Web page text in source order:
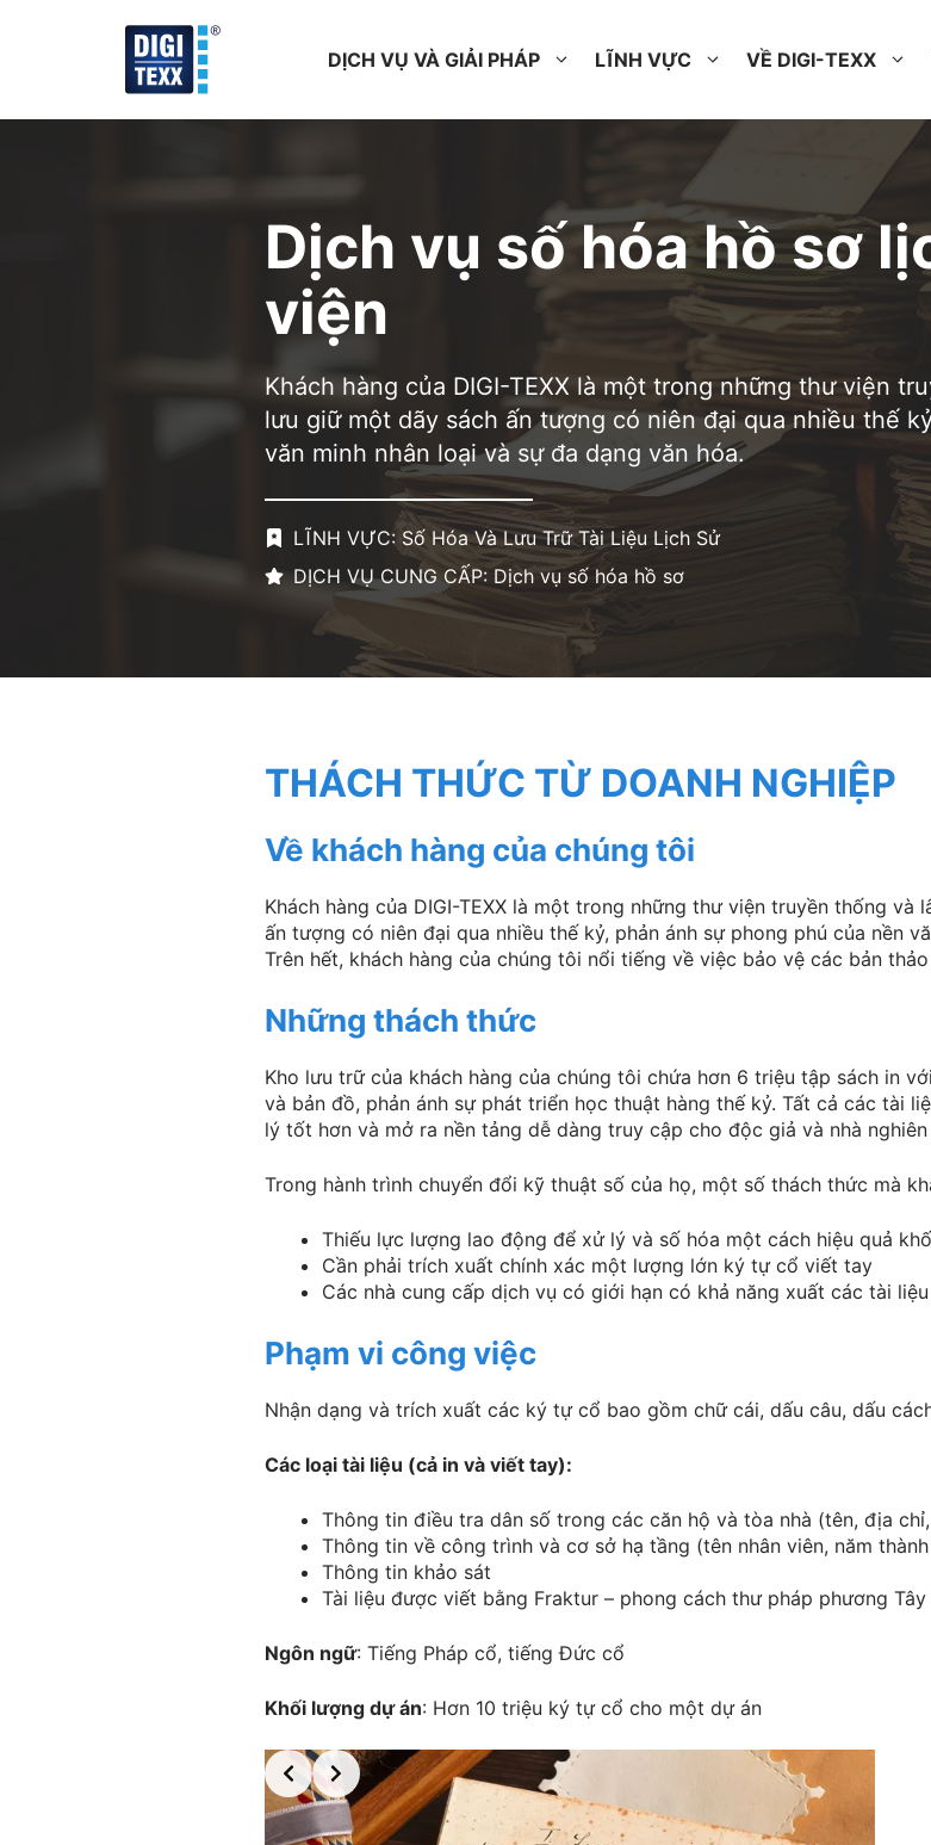
DỊCH VỤ VÀ GIẢI PHÁP LĨNH VỰC VỀ DIGI-TEXX
Dịch vụ số hóa hồ sơ
viện
Khách hàng của DIGI-TEXX là một trong những thư viện
lưu giữ một dãy sách ấn tượng có niên đại qua nhiều thế
văn minh nhân loại và sự đa dạng văn hóa.
LĨNH VỰC: Số Hóa Và Lưu Trữ Tài Liệu Lịch Sử
DỊCH VỤ CUNG CẤP: Dịch vụ số hóa hồ sơ
THÁCH THỨC TỪ DOANH NGHIỆP
Về khách hàng của chúng tôi
Khách hàng của DIGI-TEXX là một trong những thư viện truyền thống
ấn tượng có niên đại qua nhiều thế kỷ, phản ánh sự phong phú của nền
Trên hết, khách hàng của chúng tôi nổi tiếng về việc bảo vệ các bản
Những thách thức
Kho lưu trữ của khách hàng của chúng tôi chứa hơn 6 triệu tập sách in
và bản đồ, phản ánh sự phát triển học thuật hàng thế kỷ. Tất cả các tài
lý tốt hơn và mở ra nền tảng dễ dàng truy cập cho độc giả và nhà
Trong hành trình chuyển đổi kỹ thuật số của họ, một số thách thức mà
Thiếu lực lượng lao động để xử lý và số hóa một cách hiệu quả
Cần phải trích xuất chính xác một lượng lớn ký tự cổ viết tay
Các nhà cung cấp dịch vụ có giới hạn có khả năng xuất các tài
Phạm vi công việc
Nhận dạng và trích xuất các ký tự cổ bao gồm chữ cái, dấu câu, dấu
Các loại tài liệu (cả in và viết tay):
Thông tin điều tra dân số trong các căn hộ và tòa nhà (tên, địa
Thông tin về công trình và cơ sở hạ tầng (tên nhân viên, năm
Thông tin khảo sát
Tài liệu được viết bằng Fraktur – phong cách thư pháp phương
Ngôn ngữ: Tiếng Pháp cổ, tiếng Đức cổ
Khối lượng dự án: Hơn 10 triệu ký tự cổ cho một dự án